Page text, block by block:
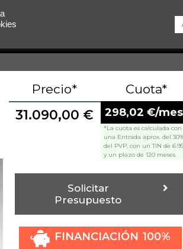
Precio*
31.090,00 €
Cuota*
298,02 €/
*La cuota es calculada con
una Entrada aprox. del
del PVP, con un TIN de
y un plazo de 120 meses.
Solicitar
Presupuesto
FINANCIACIÓN 100%